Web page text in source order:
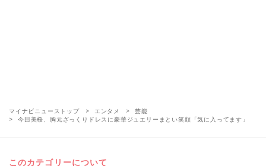
マイナビニューストップ エンタメ
芸能
今田美桜、胸元ざっくりドレスに豪華ジュエリーまとい笑顔「気に入ってます」
このカテゴリーについて